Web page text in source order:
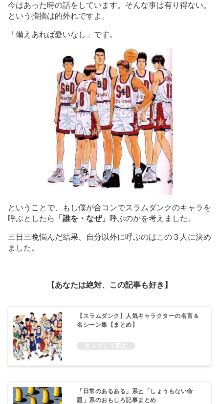
今はあった時の話をしています。そんな事は有り得ない。
という指摘は的外れですよ。
「備えあれば憂いなし」です。
ということで、もし僕が合コンでスラムダンクのキャラを
呼ぶとしたら
「誰を・なぜ」 呼ぶのかを考えました。
三日三晩悩んだ結果、自分以外に呼ぶのはこの３人に決め
ました。
【あなたは絶対、この記事も好き】
【スラムダンク】人気キャラクターの名言＆
名シーン集【まとめ】
「日常のあるある」系と「しょうもない命
題」系のおもしろ記事まとめ